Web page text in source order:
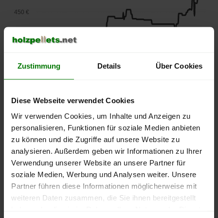
Zustimmung Details Über Cookies
Diese Webseite verwendet Cookies
Wir verwenden Cookies, um Inhalte und Anzeigen zu
personalisieren, Funktionen für soziale Medien anbieten
zu können und die Zugriffe auf unsere Website zu
analysieren. Außerdem geben wir Informationen zu Ihrer
Verwendung unserer Website an unsere Partner für
soziale Medien, Werbung und Analysen weiter. Unsere
Partner führen diese Informationen möglicherweise mit
weiteren Daten zusammen, die Sie ihnen bereitgestellt
lose Ware Sackware
September
Januar
Mai
250 €
350 €
400 €
450 €
Die aktuelle Preisentwicklung für Holzpellets in Deutschland
können Sie jederzeit auf unsererPelletspreise-Seite
nachvollziehen.